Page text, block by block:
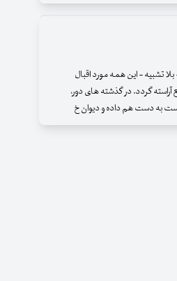
تشبیه - این همه مورد اقبال
آراسته گردد. در گذشته های دور،
به دست هم داده و دیوان خ